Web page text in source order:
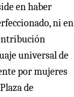
en haber
ni en
universal de
por mujeres
de